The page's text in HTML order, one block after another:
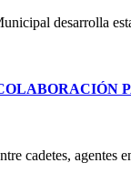
desarrolla
cadetes,